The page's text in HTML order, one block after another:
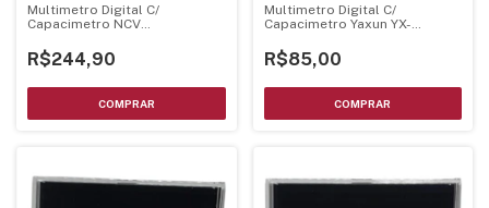
Multimetro Digital C/
Capacimetro NCV
R$244,90
Multimetro Digital C/
Capacimetro Yaxun YX-
R$85,00